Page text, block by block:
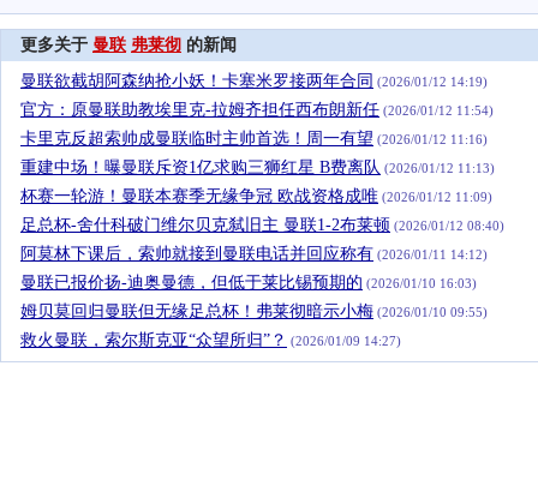
更多关于 曼联 弗莱彻 的新闻
曼联欲截胡阿森纳抢小妖！卡塞米罗接两年合同 (2026/01/12 14:19)
官方：原曼联助教埃里克-拉姆齐担任西布朗新任 (2026/01/12 11:54)
卡里克反超索帅成曼联临时主帅首选！周一有望 (2026/01/12 11:16)
重建中场！曝曼联斥资1亿求购三狮红星 B费离队 (2026/01/12 11:13)
杯赛一轮游！曼联本赛季无缘争冠 欧战资格成唯 (2026/01/12 11:09)
足总杯-舍什科破门维尔贝克弑旧主 曼联1-2布莱顿 (2026/01/12 08:40)
阿莫林下课后，索帅就接到曼联电话并回应称有 (2026/01/11 14:12)
曼联已报价扬-迪奥曼德，但低于莱比锡预期的 (2026/01/10 16:03)
姆贝莫回归曼联但无缘足总杯！弗莱彻暗示小梅 (2026/01/10 09:55)
救火曼联，索尔斯克亚“众望所归”？ (2026/01/09 14:27)